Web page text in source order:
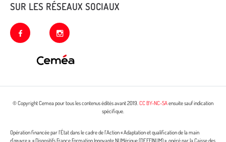
SUR LES RÉSEAUX SOCIAUX
facebook instagram
© Copyright Cemea pour tous les contenus édités avant 2019. CC BY-NC-SAensuite sauf indication
spécifique.
Opération financée par l’État dans le cadre de l’Action « Adaptation et qualification de la main
d’œuvre », « Dispositifs France Formation Innovante NUMérique (DEFFINUM) », opéré par la Caisse des